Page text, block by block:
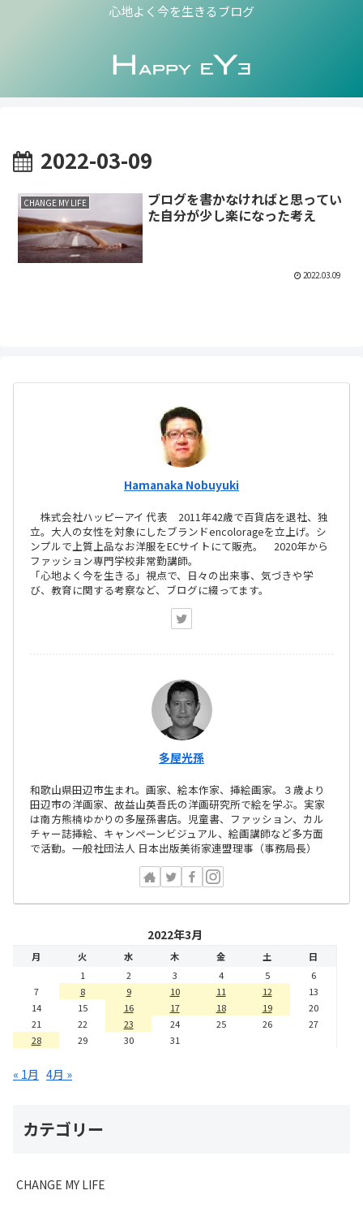
心地よく今を生きるブログ
2022-03-09
CHANGE MY LIFE
ブログを書かなければと思ってい
た自分が少し楽になった考え
2022.03.09
Hamanaka Nobuyuki
株式会社ハッピーアイ 代表 2011年42歳で百貨店を退社、独
立。大人の女性を対象にしたブランドencolorageを立上げ。シ
ンプルで上質上品なお洋服をECサイトにて販売。 2020年から
ファッション専門学校非常勤講師。
「心地よく今を生きる」視点で、日々の出来事、気づきや学
び、教育に関する考察など、ブログに綴ってます。
多屋光孫
和歌山県田辺市生まれ。画家、絵本作家、挿絵画家。３歳より
田辺市の洋画家、故益山英吾氏の洋画研究所で絵を学ぶ。実家
は南方熊楠ゆかりの多屋孫書店。児童書、ファッション、カル
チャー誌挿絵、キャンペーンビジュアル、絵画講師など多方面
で活動。一般社団法人 日本出版美術家連盟理事（事務局長）
2022年3月
月 火 水 木 金 土
日
1
2 3 4 5
6
7
8 9 10 11 12
13
14
15 16 17 18 19
20
21
22 23 24 25 26
27
28
29 30 31
« 1月 4月 »
カテゴリー
CHANGE MY LIFE